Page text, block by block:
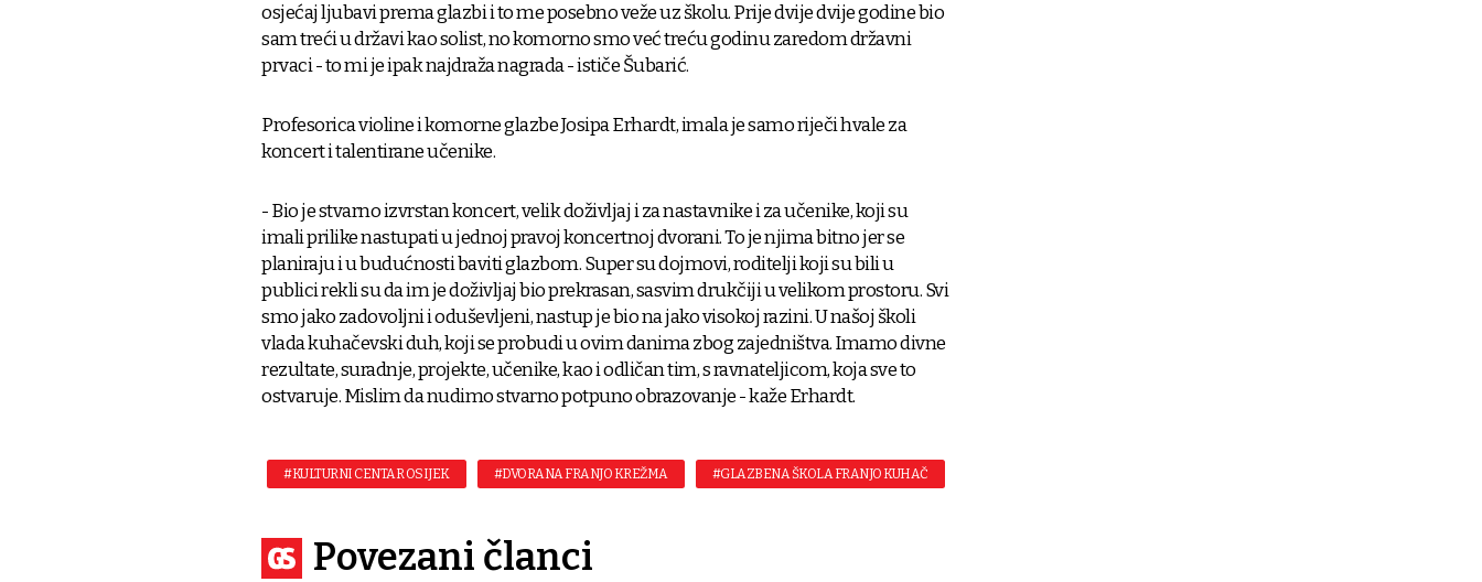
osjećaj ljubavi prema glazbi i to me posebno veže uz školu. Prije dvije dvije godine bio
sam treći u državi kao solist, no komorno smo već treću godinu zaredom državni
prvaci - to mi je ipak najdraža nagrada - ističe Šubarić.
Profesorica violine i komorne glazbe Josipa Erhardt, imala je samo riječi hvale za
koncert i talentirane učenike.
- Bio je stvarno izvrstan koncert, velik doživljaj i za nastavnike i za učenike, koji su
imali prilike nastupati u jednoj pravoj koncertnoj dvorani. To je njima bitno jer se
planiraju i u budućnosti baviti glazbom. Super su dojmovi, roditelji koji su bili u
publici rekli su da im je doživljaj bio prekrasan, sasvim drukčiji u velikom prostoru. Svi
smo jako zadovoljni i oduševljeni, nastup je bio na jako visokoj razini. U našoj školi
vlada kuhačevski duh, koji se probudi u ovim danima zbog zajedništva. Imamo divne
rezultate, suradnje, projekte, učenike, kao i odličan tim, s ravnateljicom, koja sve to
ostvaruje. Mislim da nudimo stvarno potpuno obrazovanje - kaže Erhardt.
#KULTURNI CENTAR OSIJEK #DVORANA FRANJO KREŽMA #GLAZBENA ŠKOLA FRANJO KUHAČ
Povezani članci